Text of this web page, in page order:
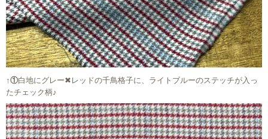
↑①白地にグレー✖︎レッドの千鳥格子に、ライトブルーのステッチが入っ
たチェック柄♪